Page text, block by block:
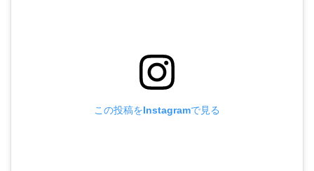
この投稿をInstagramで見る